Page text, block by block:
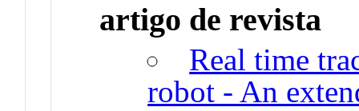
artigo de revista
Real time
robot - An